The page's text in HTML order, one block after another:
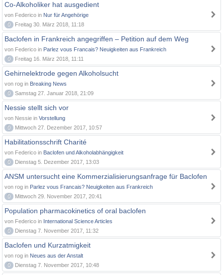
Co-Alkoholiker hat ausgedient
von Federico in Nur für Angehörige
0
Freitag 30. März 2018, 11:18
Baclofen in Frankreich angegriffen – Petition auf dem Weg
von Federico in Parlez vous Francais? Neuigkeiten aus Frankreich
0
Freitag 16. März 2018, 11:11
Gehirnelektrode gegen Alkoholsucht
von rog in Breaking News
0
Samstag 27. Januar 2018, 21:09
Nessie stellt sich vor
von Nessie in Vorstellung
0
Mittwoch 27. Dezember 2017, 10:57
Habilitationsschrift Charité
von Federico in Baclofen und Alkoholabhängigkeit
0
Dienstag 5. Dezember 2017, 13:03
ANSM untersucht eine Kommerzialisierungsanfrage für Baclofen
von rog in Parlez vous Francais? Neuigkeiten aus Frankreich
0
Mittwoch 29. November 2017, 20:41
Population pharmacokinetics of oral baclofen
von Federico in International Science Articles
0
Dienstag 7. November 2017, 11:32
Baclofen und Kurzatmigkeit
von rog in Neues aus der Anstalt
0
Dienstag 7. November 2017, 10:48